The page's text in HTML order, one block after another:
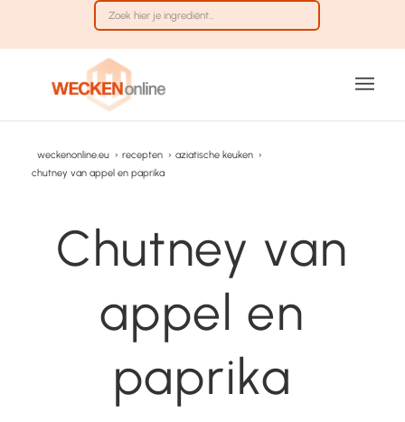
weckenonline.eu › recepten › aziatische keuken ›
chutney van appel en paprika
Chutney van
appel en
paprika